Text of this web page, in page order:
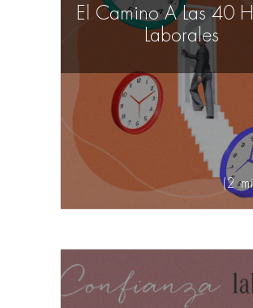
El Camino A Las 40
Laborales
(2